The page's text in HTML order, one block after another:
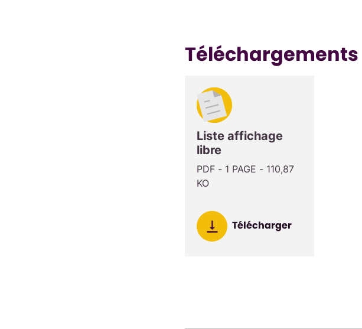
Téléchargements
Liste affichage
libre
PDF - 1 PAGE - 110,87
KO
Télécharger